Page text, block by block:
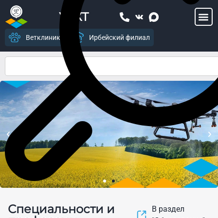
УСХТ
Ветклиника Ирбейский филиал
земледелия и современных
Специальности и
В раздел